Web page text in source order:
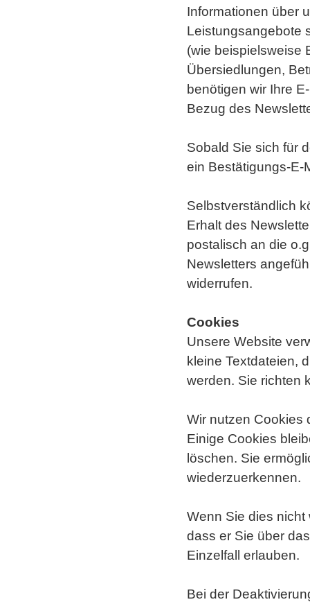
Informationen über
Leistungsangebote
(wie beispielsweise
Übersiedlungen,
benötigen wir Ihre
Bezug des
Sobald Sie sich für
ein Bestätigungs-E-
Selbstverständlich
Erhalt des
postalisch an die
Newsletters
widerrufen.
Cookies
Unsere Website
kleine Textdateien,
werden. Sie richten
Wir nutzen Cookies
Einige Cookies
löschen. Sie
wiederzuerkennen.
Wenn Sie dies
dass er Sie über
Einzelfall erlauben.
Bei der